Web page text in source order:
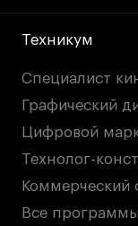
Техникум
Специалист
Графический
Цифровой
Технолог-
Коммерческий
Все программы